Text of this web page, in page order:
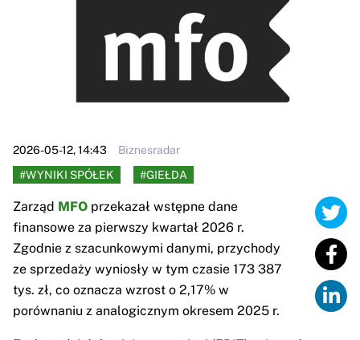
2026-05-12, 14:43
Biznesradar
#WYNIKI SPÓŁEK
#GIEŁDA
Zarząd MFO przekazał wstępne dane
finansowe za pierwszy kwartał 2026 r.
Zgodnie z szacunkowymi danymi, przychody
ze sprzedaży wyniosły w tym czasie 173 387
tys. zł, co oznacza wzrost o 2,17% w
porównaniu z analogicznym okresem 2025 r.